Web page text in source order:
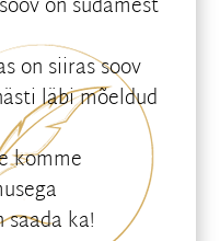
on siiras soov
läbi mõeldud
komme
ka!